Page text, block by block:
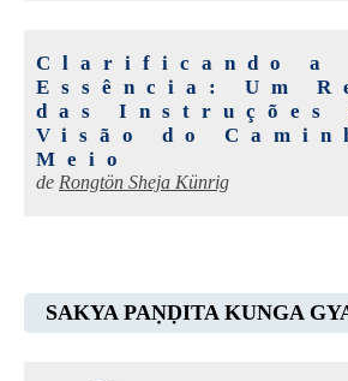
Clarificando a
Essência: Um
das Instruções
Visão do
Meio
de Rongtön Sheja Künrig
SAKYA PAṆḌITA KUNGA